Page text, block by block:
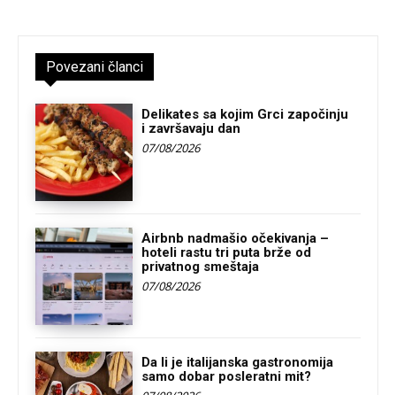
Povezani članci
Delikates sa kojim Grci započinju
i završavaju dan
07/08/2026
Airbnb nadmašio očekivanja –
hoteli rastu tri puta brže od
privatnog smeštaja
07/08/2026
Da li je italijanska gastronomija
samo dobar posleratni mit?